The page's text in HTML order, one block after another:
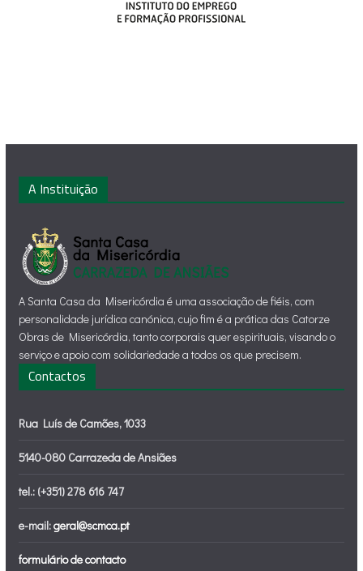
A Instituição
A Santa Casa da Misericórdia é uma associação de fiéis, com
personalidade jurídica canónica, cujo fim é a prática das Catorze
Obras de Misericórdia, tanto corporais quer espirituais, visando o
serviço e apoio com solidariedade a todos os que precisem.
Contactos
Rua Luís de Camões, 1033
5140-080 Carrazeda de Ansiães
tel.: (+351) 278 616 747
e-mail:geral@scmca.pt
formulário de contacto